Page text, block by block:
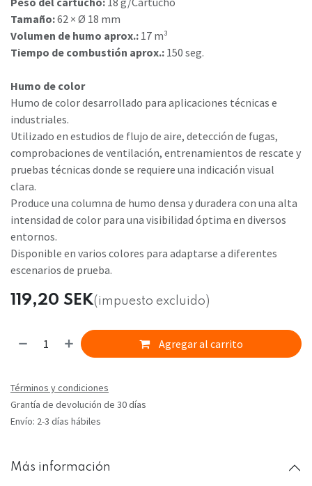
Tamaño:62 × Ø 18 mm
Volumen de humo aprox.: 17 m³
Tiempo de combustión aprox.: 150 seg.
Humo de color
Humo de color desarrollado para aplicaciones técnicas e
industriales.
Utilizado en estudios de flujo de aire, detección de fugas,
comprobaciones de ventilación, entrenamientos de rescate y
pruebas técnicas donde se requiere una indicación visual
clara.
Produce una columna de humo densa y duradera con una alta
intensidad de color para una visibilidad óptima en diversos
entornos.
Disponible en varios colores para adaptarse a diferentes
escenarios de prueba.
119,20 SEK(impuesto excluido)
Agregar al carrito
Términos y condiciones
Grantía de devolución de 30 días
Envío: 2-3 días hábiles
Más información